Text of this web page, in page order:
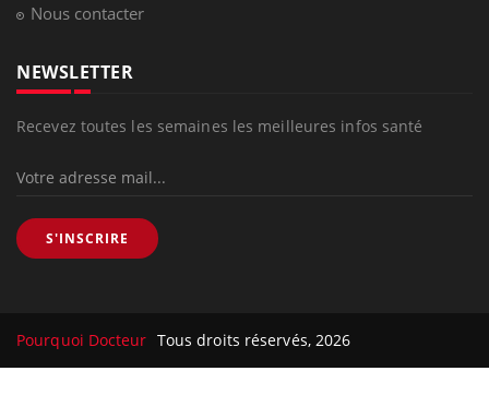
Nous contacter
NEWSLETTER
Recevez toutes les semaines les meilleures infos santé
S'INSCRIRE
Pourquoi Docteur Tous droits réservés, 2026